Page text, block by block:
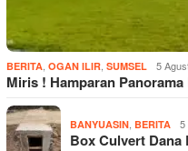
BERITA OGAN ILIR SUMSEL 5
Miris ! Hamparan
BANYUASIN BERITA 5
Box Culvert